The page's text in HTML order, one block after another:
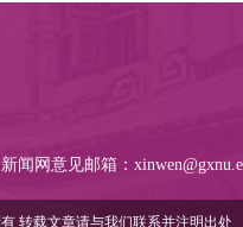
新闻网意见邮箱：
转载文章请与我们联系并注明出处